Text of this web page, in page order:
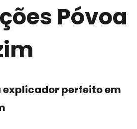
Póvoa
explicador perfeito em